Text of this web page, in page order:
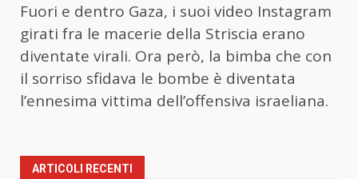
Fuori e dentro Gaza, i suoi video Instagram
girati fra le macerie della Striscia erano
diventate virali. Ora però, la bimba che con
il sorriso sfidava le bombe è diventata
l’ennesima vittima dell’offensiva israeliana.
ARTICOLI RECENTI